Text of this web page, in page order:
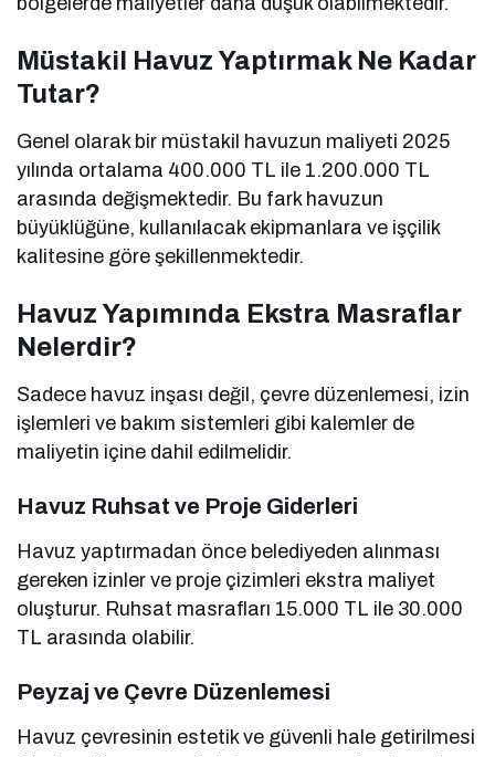
Müstakil Havuz Yaptırmak Ne Kadar
Tutar?
Genel olarak bir müstakil havuzun maliyeti 2025
yılında ortalama 400.000 TL ile 1.200.000 TL
arasında değişmektedir. Bu fark havuzun
büyüklüğüne, kullanılacak ekipmanlara ve işçilik
kalitesine göre şekillenmektedir.
Havuz Yapımında Ekstra Masraflar
Nelerdir?
Sadece havuz inşası değil, çevre düzenlemesi, izin
işlemleri ve bakım sistemleri gibi kalemler de
maliyetin içine dahil edilmelidir.
Havuz Ruhsat ve Proje Giderleri
Havuz yaptırmadan önce belediyeden alınması
gereken izinler ve proje çizimleri ekstra maliyet
oluşturur. Ruhsat masrafları 15.000 TL ile 30.000
TL arasında olabilir.
Peyzaj ve Çevre Düzenlemesi
Havuz çevresinin estetik ve güvenli hale getirilmesi